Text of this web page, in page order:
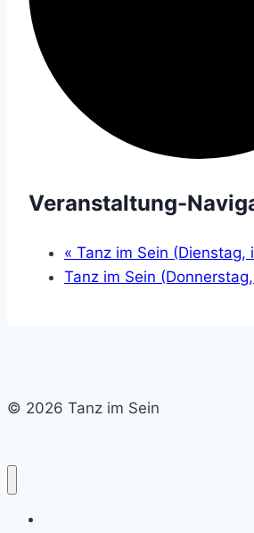
Veranstaltung-
« Tanz im Sein (Dienstag,
Tanz im Sein
© 2026 Tanz im Sein